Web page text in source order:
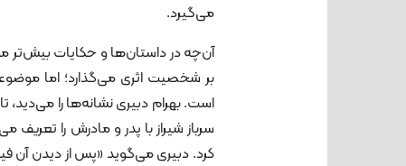
می‌گیرد.
آن‌چه در داستان‌ها و حکایات بیش‌تر
بر شخصیت اثری می‌گذارد؛ اما
است. بهرام دبیری نشانه‌ها را
سرباز شیراز با پدر و مادرش را
کرد. دبیری می‌گوید «پس از دیدن آن